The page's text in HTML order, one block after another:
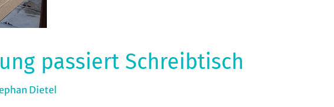
passiert Schreibtisch
Dietel